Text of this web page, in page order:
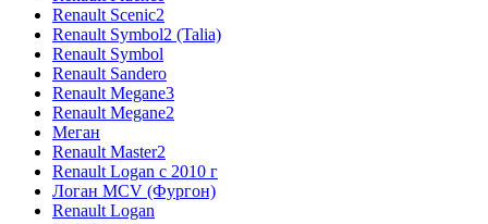
Renault Scenic2
Renault Symbol2 (Talia)
Renault Symbol
Renault Sandero
Renault Megane3
Renault Megane2
Меган
Renault Master2
Renault Logan c 2010 г
Логан МСV (Фургон)
Renault Logan